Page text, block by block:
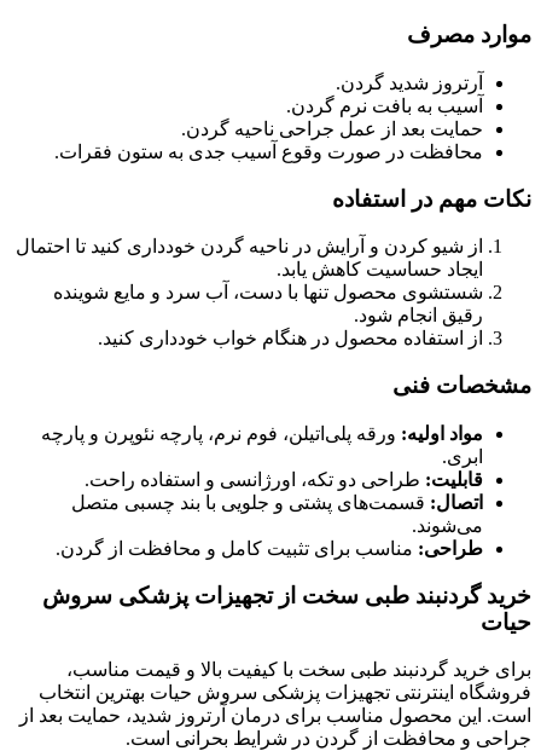
موارد مصرف
آرتروز شدید گردن.
آسیب به بافت نرم گردن.
حمایت بعد از عمل جراحی ناحیه گردن.
محافظت در صورت وقوع آسیب جدی به ستون فقرات.
نکات مهم در استفاده
از شیو کردن و آرایش در ناحیه گردن خودداری کنید تا احتمال
ایجاد حساسیت کاهش یابد.
شستشوی محصول تنها با دست، آب سرد و مایع شوینده
رقیق انجام شود.
از استفاده محصول در هنگام خواب خودداری کنید.
مشخصات فنی
مواد اولیه: ورقه پلی‌اتیلن، فوم نرم، پارچه نئوپرن و پارچه
ابری.
قابلیت: طراحی دو تکه، اورژانسی و استفاده راحت.
اتصال: قسمت‌های پشتی و جلویی با بند چسبی متصل
می‌شوند.
طراحی: مناسب برای تثبیت کامل و محافظت از گردن.
خرید گردنبند طبی سخت از تجهیزات پزشکی سروش
حیات
برای خرید گردنبند طبی سخت با کیفیت بالا و قیمت مناسب،
فروشگاه اینترنتی تجهیزات پزشکی سروش حیات بهترین انتخاب
است. این محصول مناسب برای درمان آرتروز شدید، حمایت بعد از
جراحی و محافظت از گردن در شرایط بحرانی است.